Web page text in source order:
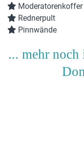
Rednerpult
Pinnwände
... mehr